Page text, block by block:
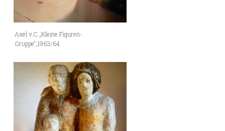
Axel v.C.„Kleine Figuren-
Gruppe“,1963/64